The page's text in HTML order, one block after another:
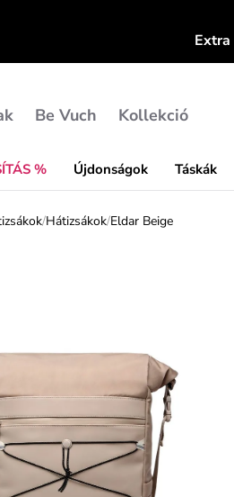
% Újdonságok Táskák
Be Vuch Kollekció
/Hátizsákok/Eldar Beige